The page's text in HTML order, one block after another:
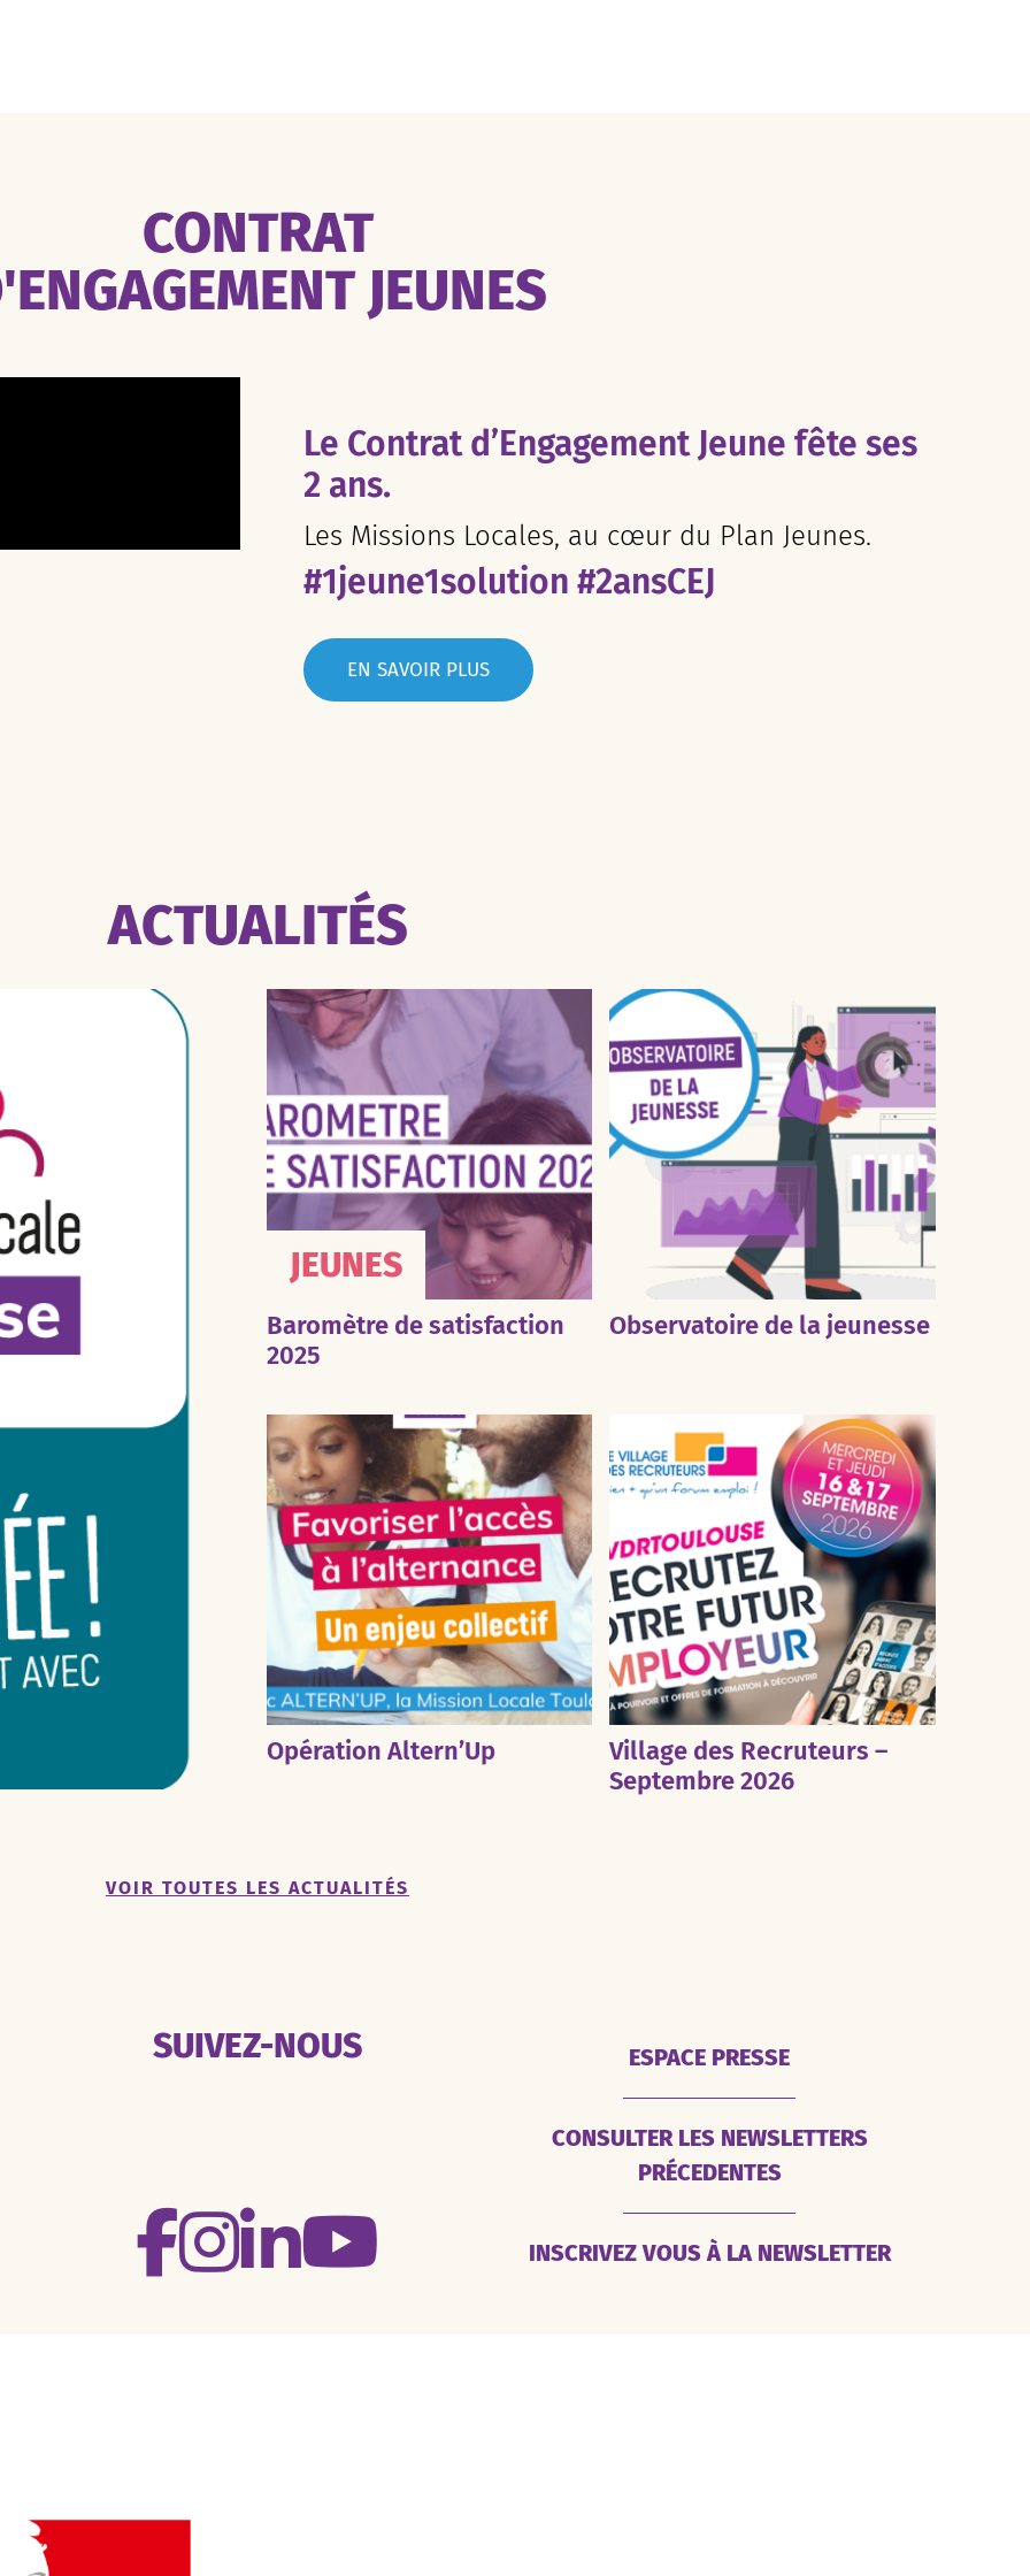
CONTRAT
JEUNES
Le Contrat d’Engagement Jeune fête ses
2 ans.
Les Missions Locales, au cœur du Plan Jeunes.
#1jeune1solution #2ansCEJ
EN SAVOIR PLUS
ACTUALITÉS
JEUNES
Baromètre de satisfaction
2025
Observatoire de la jeunesse
Opération Altern’Up
Village des Recruteurs –
Septembre 2026
VOIR TOUTES LES ACTUALITÉS
SUIVEZ-NOUS ESPACE PRESSE
CONSULTER LES NEWSLETTERS
PRÉCEDENTES
INSCRIVEZ VOUS À LA NEWSLETTER